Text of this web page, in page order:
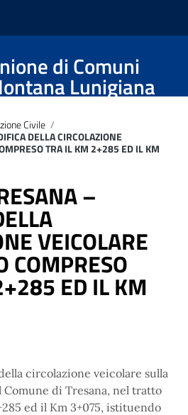
di Comuni
Lunigiana
Civile /
DELLA CIRCOLAZIONE
TRA IL KM 2+285 ED IL KM
–
VEICOLARE
COMPRESO
ED IL KM
circolazione veicolare sulla
Comune di Tresana, nel tratto
ed il Km 3+075, istituendo